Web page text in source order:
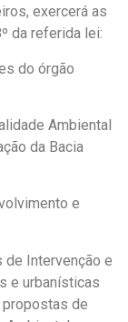
exercerá as
da referida lei:
do órgão
Ambiental
da Bacia
e
de Intervenção e
e urbanísticas
de